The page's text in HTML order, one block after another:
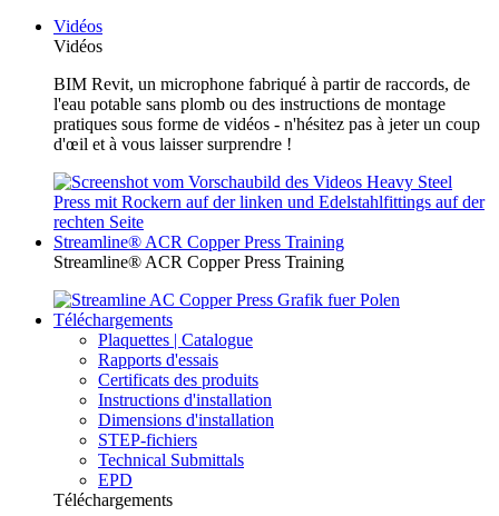
Vidéos
Vidéos
BIM Revit, un microphone fabriqué à partir de raccords, de
l'eau potable sans plomb ou des instructions de montage
pratiques sous forme de vidéos - n'hésitez pas à jeter un coup
d'œil et à vous laisser surprendre !
Streamline® ACR Copper Press Training
Streamline® ACR Copper Press Training
Téléchargements
Plaquettes | Catalogue
Rapports d'essais
Certificats des produits
Instructions d'installation
Dimensions d'installation
STEP-fichiers
Technical Submittals
EPD
Téléchargements